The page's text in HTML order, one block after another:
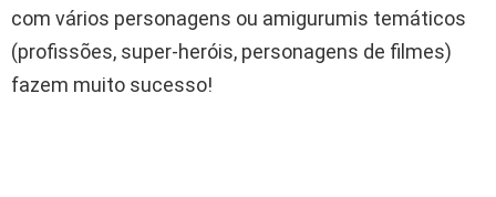
com vários personagens ou amigurumis temáticos
(profissões, super-heróis, personagens de filmes)
fazem muito sucesso!